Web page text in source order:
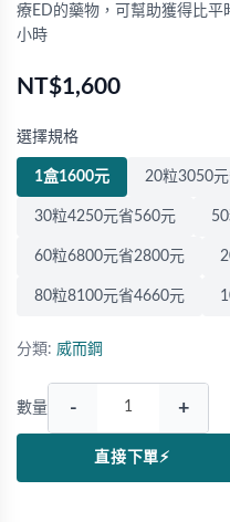
療ED的藥物，可幫助獲得比
小時
NT$1,600
選擇規格
1盒1600元 20粒3050
30粒4250元省560元
60粒6800元省2800元
80粒8100元省4660元
分類: 威而鋼
數量 - +
直接下單⚡